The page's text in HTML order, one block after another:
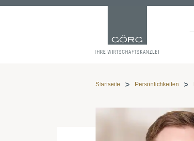
Startseite Persönlichkeiten